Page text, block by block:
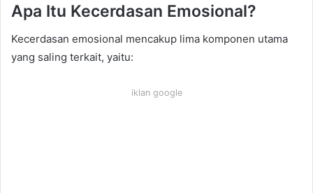
Apa Itu Kecerdasan Emosional?
Kecerdasan emosional mencakup lima komponen utama
yang saling terkait, yaitu:
iklan google